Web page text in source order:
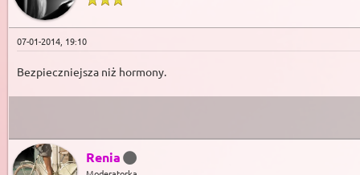
07-01-2014, 19:10
Bezpieczniejsza niż hormony.
Renia